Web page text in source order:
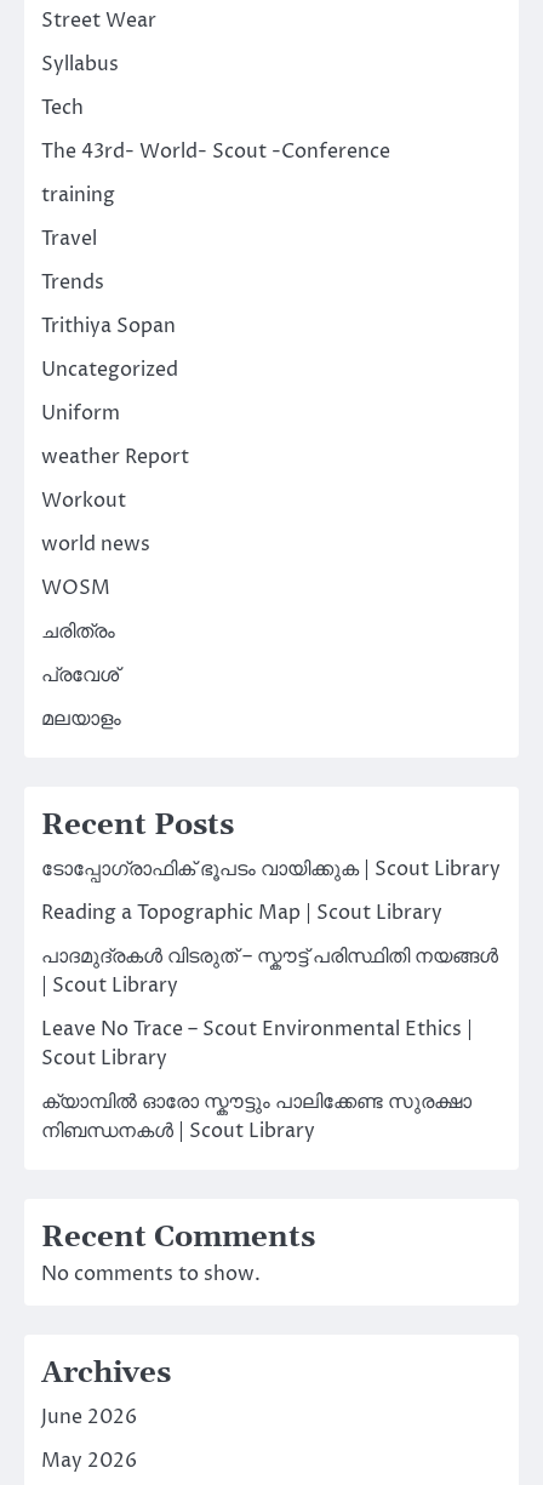
Street Wear
Syllabus
Tech
The 43rd- World- Scout -Conference
training
Travel
Trends
Trithiya Sopan
Uncategorized
Uniform
weather Report
Workout
world news
WOSM
ചരിത്രം
പ്രവേശ്
മലയാളം
Recent Posts
ടോപ്പോഗ്രാഫിക് ഭൂപടം വായിക്കുക | Scout Library
Reading a Topographic Map | Scout Library
പാദമുദ്രകൾ വിടരുത് – സ്കൗട്ട് പരിസ്ഥിതി നയങ്ങൾ
| Scout Library
Leave No Trace – Scout Environmental Ethics |
Scout Library
ക്യാമ്പിൽ ഓരോ സ്കൗട്ടും പാലിക്കേണ്ട സുരക്ഷാ
നിബന്ധനകൾ | Scout Library
Recent Comments
No comments to show.
Archives
June 2026
May 2026